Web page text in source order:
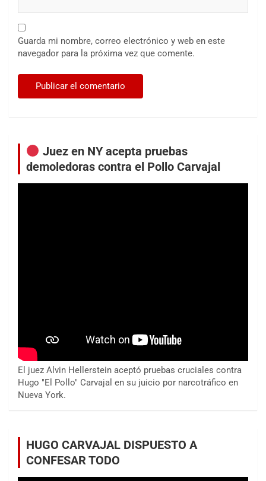
Guarda mi nombre, correo electrónico y web en este
navegador para la próxima vez que comente.
Juez en NY acepta pruebas
demoledoras contra el Pollo Carvajal
El juez Alvin Hellerstein aceptó pruebas cruciales contra
Hugo "El Pollo" Carvajal en su juicio por narcotráfico en
Nueva York.
HUGO CARVAJAL DISPUESTO A
CONFESAR TODO